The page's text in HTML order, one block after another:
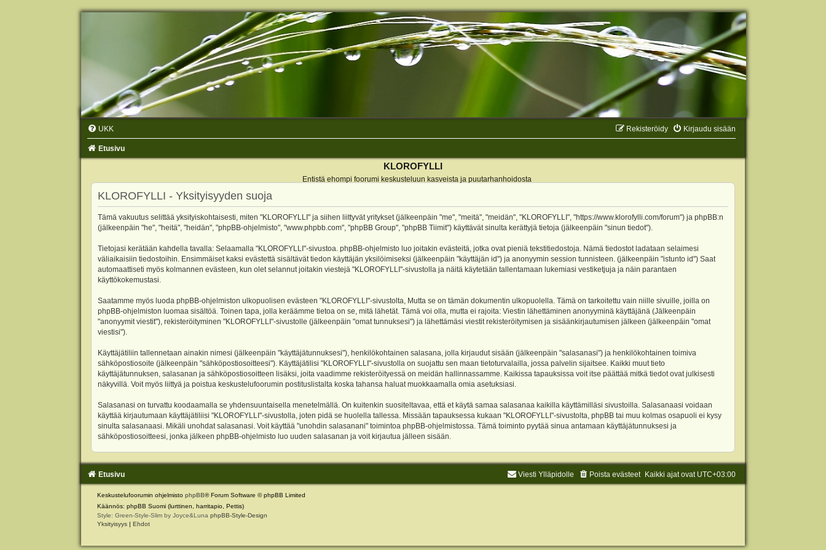
UKK Kirjaudu sisään
Rekisteröidy
Etusivu
KLOROFYLLI
Entistä ehompi foorumi keskusteluun kasveista ja puutarhanhoidosta
KLOROFYLLI - Yksityisyyden suoja
Tämä vakuutus selittää yksityiskohtaisesti, miten "KLOROFYLLI" ja siihen liittyvät yritykset (jälkeenpäin "me", "meitä", "meidän", "KLOROFYLLI", "https://www.klorofylli.com/forum") ja phpBB:n
(jälkeenpäin "he", "heitä", "heidän", "phpBB-ohjelmisto", "www.phpbb.com", "phpBB Group", "phpBB Tiimit") käyttävät sinulta kerättyjä tietoja (jälkeenpäin "sinun tiedot").
Tietojasi kerätään kahdella tavalla: Selaamalla "KLOROFYLLI"-sivustoa. phpBB-ohjelmisto luo joitakin evästeitä, jotka ovat pieniä tekstitiedostoja. Nämä tiedostot ladataan selaimesi
väliaikaisiin tiedostoihin. Ensimmäiset kaksi evästettä sisältävät tiedon käyttäjän yksilöimiseksi (jälkeenpäin "käyttäjän id") ja anonyymin session tunnisteen. (jälkeenpäin "istunto id") Saat
automaattiseti myös kolmannen evästeen, kun olet selannut joitakin viestejä "KLOROFYLLI"-sivustolla ja näitä käytetään tallentamaan lukemiasi vestiketjuja ja näin parantaen
käyttökokemustasi.
Saatamme myös luoda phpBB-ohjelmiston ulkopuolisen evästeen "KLOROFYLLI"-sivustolta, Mutta se on tämän dokumentin ulkopuolella. Tämä on tarkoitettu vain niille sivuille, joilla on
phpBB-ohjelmiston luomaa sisältöä. Toinen tapa, jolla keräämme tietoa on se, mitä lähetät. Tämä voi olla, mutta ei rajoita: Viestin lähettäminen anonyyminä käyttäjänä (Jälkeenpäin
"anonyymit viestit"), rekisteröityminen "KLOROFYLLI"-sivustolle (jälkeenpäin "omat tunnuksesi") ja lähettämäsi viestit rekisteröitymisen ja sisäänkirjautumisen jälkeen (jälkeenpäin "omat
viestisi").
Käyttäjätiliin tallennetaan ainakin nimesi (jälkeenpäin "käyttäjätunnuksesi"), henkilökohtainen salasana, jolla kirjaudut sisään (jälkeenpäin "salasanasi") ja henkilökohtainen toimiva
sähköpostiosoite (jälkeenpäin "sähköpostiosoitteesi"). Käyttäjätilisi "KLOROFYLLI"-sivustolla on suojattu sen maan tietoturvalailla, jossa palvelin sijaitsee. Kaikki muut tieto
käyttäjätunnuksen, salasanan ja sähköpostiosoitteen lisäksi, joita vaadimme rekisteröityessä on meidän hallinnassamme. Kaikissa tapauksissa voit itse päättää mitkä tiedot ovat julkisesti
näkyvillä. Voit myös liittyä ja poistua keskustelufoorumin postituslistalta koska tahansa haluat muokkaamalla omia asetuksiasi.
Salasanasi on turvattu koodaamalla se yhdensuuntaisella menetelmällä. On kuitenkin suositeltavaa, että et käytä samaa salasanaa kaikilla käyttämilläsi sivustoilla. Salasanaasi voidaan
käyttää kirjautumaan käyttäjätiliisi "KLOROFYLLI"-sivustolla, joten pidä se huolella tallessa. Missään tapauksessa kukaan "KLOROFYLLI"-sivustolta, phpBB tai muu kolmas osapuoli ei kysy
sinulta salasanaasi. Mikäli unohdat salasanasi. Voit käyttää "unohdin salasanani" toimintoa phpBB-ohjelmistossa. Tämä toiminto pyytää sinua antamaan käyttäjätunnuksesi ja
sähköpostiosoitteesi, jonka jälkeen phpBB-ohjelmisto luo uuden salasanan ja voit kirjautua jälleen sisään.
Etusivu Kaikki ajat ovat UTC+03:00
Poista evästeet
Viesti Ylläpidolle
Keskustelufoorumin ohjelmisto phpBB® Forum Software © phpBB Limited
Käännös: phpBB Suomi (lurttinen, harritapio, Pettis)
Style: Green-Style-Slim by Joyce&Luna phpBB-Style-Design
Yksityisyys | Ehdot